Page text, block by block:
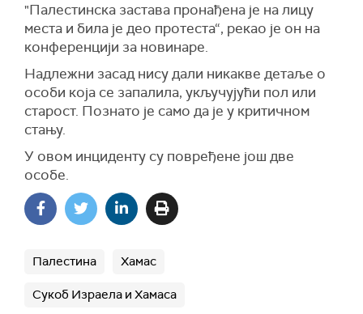
"Палестинска застава пронађена је на лицу
места и била је део протеста“, рекао је он на
конференцији за новинаре.
Надлежни засад нису дали никакве детаље о
особи која се запалила, укључујући пол или
старост. Познато је само да је у критичном
стању.
У овом инциденту су повређене још две
особе.
Палестина Хамас
Сукоб Израела и Хамаса